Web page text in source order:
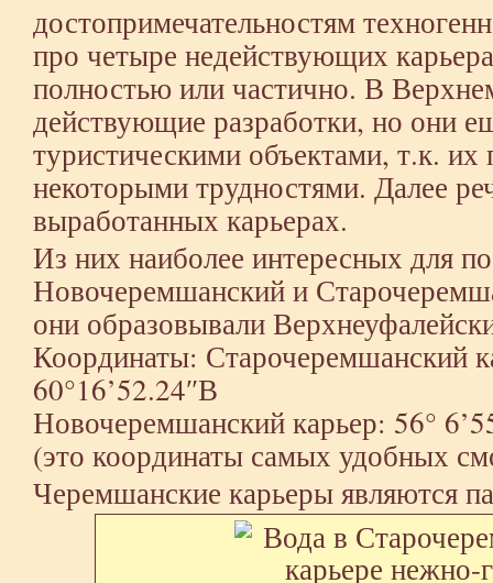
достопримечательностям
про четыре недействующих
полностью или частично. В
действующие разработки, но они
туристическими объектами, т.к. их
некоторыми трудностями. Далее
выработанных карьерах.
Из них наиболее интересных для
Новочеремшанский и
они образовывали
Координаты: Старочеремшанский
60°16’52.24″В
Новочеремшанский карьер: 56°
(это координаты самых удобных
Черемшанские карьеры являются